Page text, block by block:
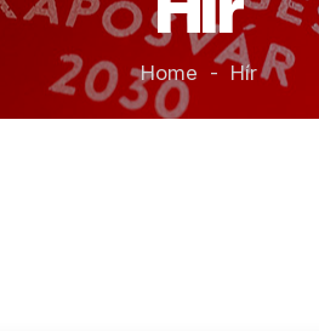
Home - Hír